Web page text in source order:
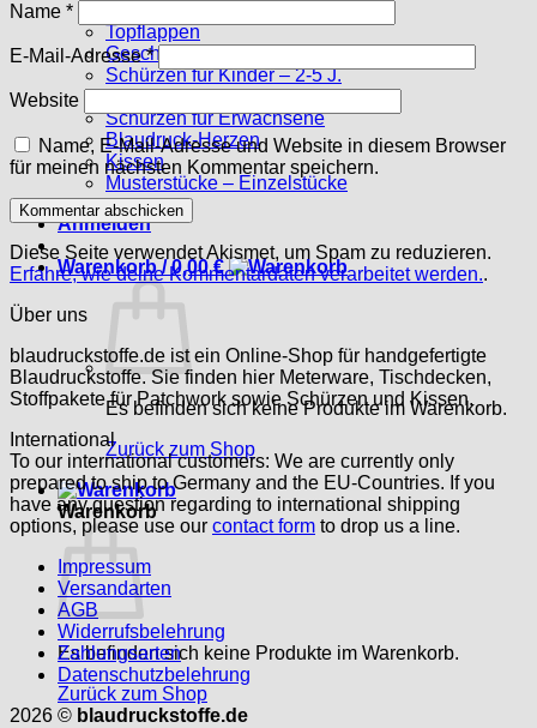
Topflappen
Geschirrtücher
Schürzen für Kinder – 2-5 J.
Schürzen f. Kinder – ab 6 J.
Schürzen für Erwachsene
Blaudruck-Herzen
Kissen
Musterstücke – Einzelstücke
Anmelden
Warenkorb /0,00€
Es befinden sich keine Produkte im Warenkorb.
Zurück zum Shop
Warenkorb
Es befinden sich keine Produkte im Warenkorb.
Zurück zum Shop
Name *
E-Mail-Adresse*
Website
Name, E-Mail-Adresse und Website in diesem Browser
für meinen nächsten Kommentar speichern.
Diese Seite verwendet Akismet, um Spam zu reduzieren.
Erfahre, wie deine Kommentardaten verarbeitet werden..
Über uns
blaudruckstoffe.de ist ein Online-Shop für handgefertigte
Blaudruckstoffe. Sie finden hier Meterware, Tischdecken,
Stoffpakete für Patchwork sowie Schürzen und Kissen.
International
To our international customers: We are currently only
prepared to ship to Germany and the EU-Countries. If you
have any question regarding to international shipping
options, please use our contact form to drop us a line.
Impressum
Versandarten
AGB
Widerrufsbelehrung
Zahlungsarten
Datenschutzbelehrung
2026 © blaudruckstoffe.de